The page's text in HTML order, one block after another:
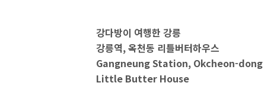
강다방이 여행한 강릉
강릉역, 옥천동 리틀버터하우스
Gangneung Station, Okcheon-dong
Little Butter House